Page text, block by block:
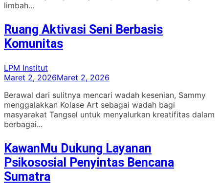
limbah...
Ruang Aktivasi Seni Berbasis
Komunitas
LPM Institut
Maret 2, 2026Maret 2, 2026
Berawal dari sulitnya mencari wadah kesenian, Sammy
menggalakkan Kolase Art sebagai wadah bagi
masyarakat Tangsel untuk menyalurkan kreatifitas dalam
berbagai...
KawanMu Dukung Layanan
Psikososial Penyintas Bencana
Sumatra